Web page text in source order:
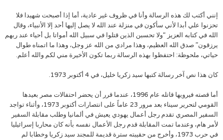
إنني أكتب لك هذه الرسالة وأنا في ظروف غير عادية، أما إذا أصبحت شهيدا فلا
تحزنوا علي أبدا لأني سأكون في منزلة عند الله لا يصل إليها أحد إلا الأنبياء، وقال
الله في كتابه العزيز “ولا تحسبن الذين قتلوا في سبيل الله أمواتا بل أحياء عند ربهم
يرزقون” صدق الله العظيم، وهذا مرادي من الله عز وجل، وهذا ما اتمناه طوال
حياتي، ملحوظة: احتفظوا بهذه الرسالة ربما تكون الأخيرة مني لكم والله أعلم.
كان هذا نص آخر رسالة كتبها سيد زكريا خليل، في 4 أكتوبر 1973.
أما قصته فيرويها قاتله عام 1996، عندما قرر أن يحضر احتفالات مصر بعيدها
القومي لتحرير سيناء بعد مرور 23 عاماً على انتصارات أكتوبر 1973، وأثناء تواجد
السفير المصري تقدم رجل أعمال يهودي يعيش في ألمانيا وطلب مقابلة السفير
لأمر هام، وعندما تمت المقابلة قدم رجل الأعمال نفسه بأنه كان محاربا إسرائيليا
في حرب 1973، وأخرج من حقيبته سترة قديمة للمجند سيد زكريا وخطابا لم